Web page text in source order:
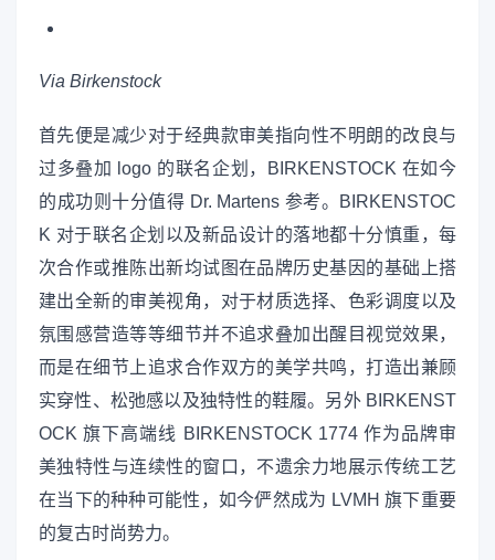
Via Birkenstock
首先便是减少对于经典款审美指向性不明朗的改良与
过多叠加 logo 的联名企划，BIRKENSTOCK 在如今
的成功则十分值得 Dr. Martens 参考。BIRKENSTOC
K 对于联名企划以及新品设计的落地都十分慎重，每
次合作或推陈出新均试图在品牌历史基因的基础上搭
建出全新的审美视角，对于材质选择、色彩调度以及
氛围感营造等等细节并不追求叠加出醒目视觉效果，
而是在细节上追求合作双方的美学共鸣，打造出兼顾
实穿性、松弛感以及独特性的鞋履。另外 BIRKENST
OCK 旗下高端线 BIRKENSTOCK 1774 作为品牌审
美独特性与连续性的窗口，不遗余力地展示传统工艺
在当下的种种可能性，如今俨然成为 LVMH 旗下重要
的复古时尚势力。